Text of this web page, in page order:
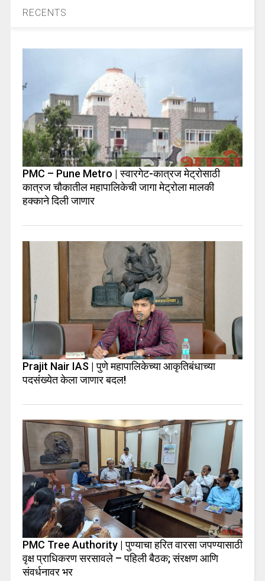
RECENTS
PMC – Pune Metro | स्वारगेट-कात्रज मेट्रोसाठी
कात्रज चौकातील महापालिकेची जागा मेट्रोला मालकी
हक्काने दिली जाणार
Prajit Nair IAS | पुणे महापालिकेच्या आकृतिबंधाच्या
पदसंख्येत केला जाणार बदल!
PMC Tree Authority | पुण्याचा हरित वारसा जपण्यासाठी
वृक्ष प्राधिकरण सरसावले – पहिली बैठक; संरक्षण आणि
संवर्धनावर भर